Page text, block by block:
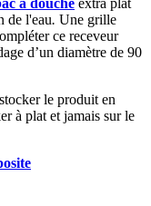
à douche extra plat
de l'eau. Une grille
ce receveur
d’un diamètre de 90
le produit en
à plat et jamais sur le